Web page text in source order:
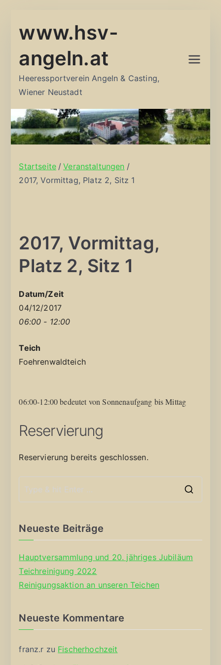
Inhalt
www.hsv-
angeln.at
Heeressportverein Angeln & Casting,
Wiener Neustadt
Startseite
Veranstaltungen
2017, Vormittag, Platz 2, Sitz 1
2017, Vormittag,
Platz 2, Sitz 1
Datum/Zeit
04/12/2017
06:00 - 12:00
Teich
Foehrenwaldteich
06:00-12:00 bedeutet von Sonnenaufgang bis Mittag
Reservierung
Reservierung bereits geschlossen.
Neueste Beiträge
Hauptversammlung und 20. jähriges Jubiläum
Teichreinigung 2022
Reinigungsaktion an unseren Teichen
Neueste Kommentare
franz.r zu Fischerhochzeit